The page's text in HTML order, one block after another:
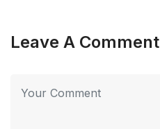
Leave A Comment